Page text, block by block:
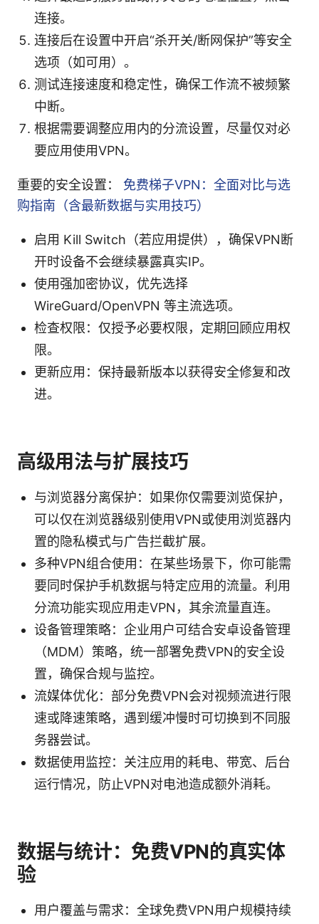
连接。
连接后在设置中开启“杀开关/断网保护”等安全
选项（如可用）。
测试连接速度和稳定性，确保工作流不被频繁
中断。
根据需要调整应用内的分流设置，尽量仅对必
要应用使用VPN。
重要的安全设置： 免费梯子VPN：全面对比与选
购指南（含最新数据与实用技巧）
启用 Kill Switch（若应用提供），确保VPN断
开时设备不会继续暴露真实IP。
使用强加密协议，优先选择
WireGuard/OpenVPN 等主流选项。
检查权限：仅授予必要权限，定期回顾应用权
限。
更新应用：保持最新版本以获得安全修复和改
进。
高级用法与扩展技巧
与浏览器分离保护：如果你仅需要浏览保护，
可以仅在浏览器级别使用VPN或使用浏览器内
置的隐私模式与广告拦截扩展。
多种VPN组合使用：在某些场景下，你可能需
要同时保护手机数据与特定应用的流量。利用
分流功能实现应用走VPN，其余流量直连。
设备管理策略：企业用户可结合安卓设备管理
（MDM）策略，统一部署免费VPN的安全设
置，确保合规与监控。
流媒体优化：部分免费VPN会对视频流进行限
速或降速策略，遇到缓冲慢时可切换到不同服
务器尝试。
数据使用监控：关注应用的耗电、带宽、后台
运行情况，防止VPN对电池造成额外消耗。
数据与统计：免费VPN的真实体
验
用户覆盖与需求：全球免费VPN用户规模持续